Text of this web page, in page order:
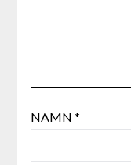
NAMN *